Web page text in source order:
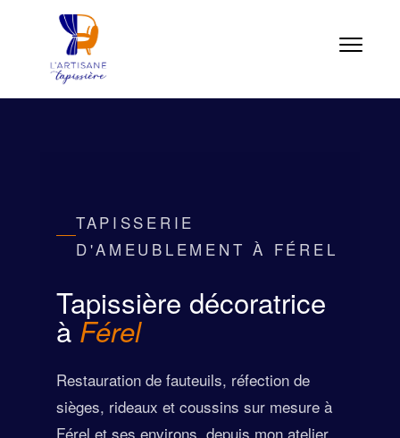
TAPISSERIE
D'AMEUBLEMENT À FÉREL
Tapissière décoratrice
à Férel
Restauration de fauteuils, réfection de
sièges, rideaux et coussins sur mesure à
Férel et ses environs, depuis mon atelier